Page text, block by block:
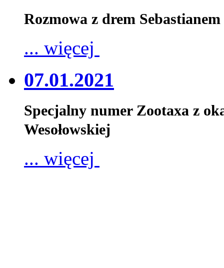
Rozmowa z drem
... więcej
07.01.2021
Specjalny numer Zootaxa z
Wesołowskiej
... więcej